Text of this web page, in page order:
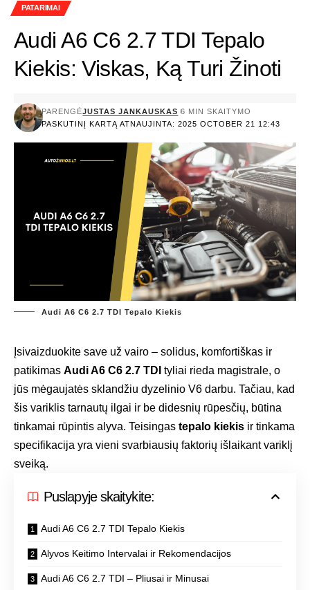
PATARIMAI
Audi A6 C6 2.7 TDI Tepalo
Kiekis: Viskas, Ką Turi Žinoti
PASKUTINĮ KARTĄ ATNAUJINTA: 2025 OCTOBER 21 12:43
PARENGĖJUSTAS JANKAUSKAS 6 MIN SKAITYMO
Audi A6 C6 2.7 TDI Tepalo Kiekis
Įsivaizduokite save už vairo – solidus, komfortiškas ir
patikimas Audi A6 C6 2.7 TDI tyliai rieda magistrale, o
jūs mėgaujatės sklandžiu dyzelinio V6 darbu. Tačiau, kad
šis variklis tarnautų ilgai ir be didesnių rūpesčių, būtina
tinkamai rūpintis alyva. Teisingas tepalo kiekis ir tinkama
specifikacija yra vieni svarbiausių faktorių išlaikant variklį
sveiką.
Puslapyje skaitykite:
Audi A6 C6 2.7 TDI Tepalo Kiekis
Alyvos Keitimo Intervalai ir Rekomendacijos
Audi A6 C6 2.7 TDI – Pliusai ir Minusai